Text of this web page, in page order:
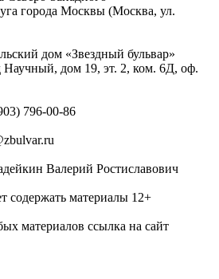
города Москвы (Москва, ул.
дом «Звездный бульвар»
Научный, дом 19, эт. 2, ком. 6Д, оф.
796-00-86
Валерий Ростиславович
содержать материалы 12+
материалов ссылка на сайт